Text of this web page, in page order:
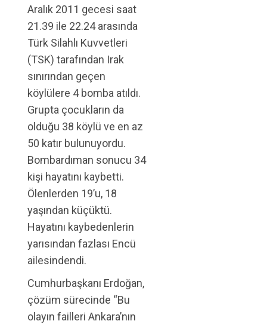
Aralık 2011 gecesi saat
21.39 ile 22.24 arasında
Türk Silahlı Kuvvetleri
(TSK) tarafından Irak
sınırından geçen
köylülere 4 bomba atıldı.
Grupta çocukların da
olduğu 38 köylü ve en az
50 katır bulunuyordu.
Bombardıman sonucu 34
kişi hayatını kaybetti.
Ölenlerden 19’u, 18
yaşından küçüktü.
Hayatını kaybedenlerin
yarısından fazlası Encü
ailesindendi.
Cumhurbaşkanı Erdoğan,
çözüm sürecinde “Bu
olayın failleri Ankara’nın